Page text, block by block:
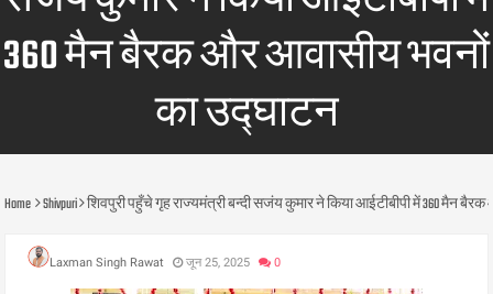
360 मैन बैरक और आवासीय भवनों
का उद्घाटन
Home Shivpuri शिवपुरी पहुँचे गृह राज्यमंत्री बन्दी सजंय कुमार ने किया आईटीबीपी में 360 मैन
Laxman Singh Rawat जून 25, 2025 0